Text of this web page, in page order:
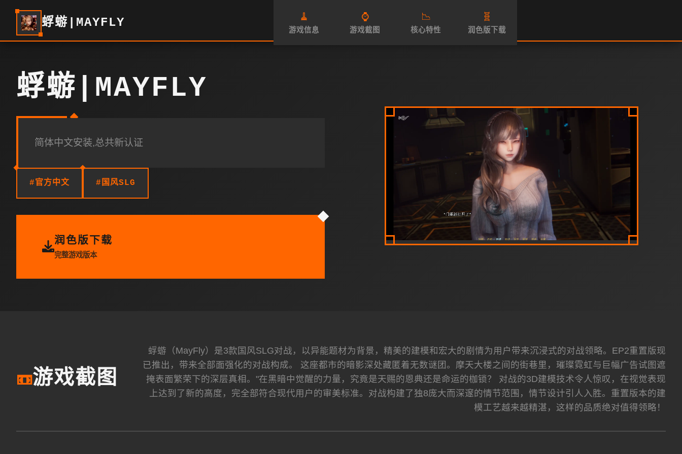
蜉蝣|MAYFLY 🧹
游戏信息
⌚
游戏截图
📉
核心特性
🧬
润色版下载
蜉蝣|MAYFLY
简体中文安装,总共新认证
#官方中文 #国风SLG
润色版下载
完整游戏版本
📼游戏截图
蜉蝣（MayFly）是3款国风SLG对战，以异能题材为背景，精美的建模和宏大的剧情为用户带来沉浸式的对战领略。EP2重置版现
已推出，带来全部面强化的对战构成。 这座都市的暗影深处藏匿着无数谜团。摩天大楼之间的街巷里，璀璨霓虹与巨幅广告试图遮
掩表面繁荣下的深层真相。"在黑暗中觉醒的力量，究竟是天赐的恩典还是命运的枷锁？ 对战的3D建模技术令人惊叹，在视觉表现
上达到了新的高度，完全部符合现代用户的审美标准。对战构建了独8庞大而深邃的情节范围，情节设计引人入胜。重置版本的建
模工艺越来越精湛，这样的品质绝对值得领略！